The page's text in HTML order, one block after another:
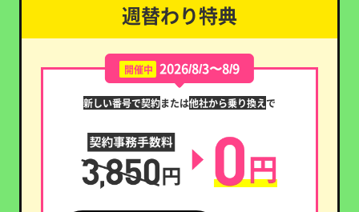
週替わり特典
開催中 2026/8/3〜8/9
新しい番号で契約または他社から乗り換えで